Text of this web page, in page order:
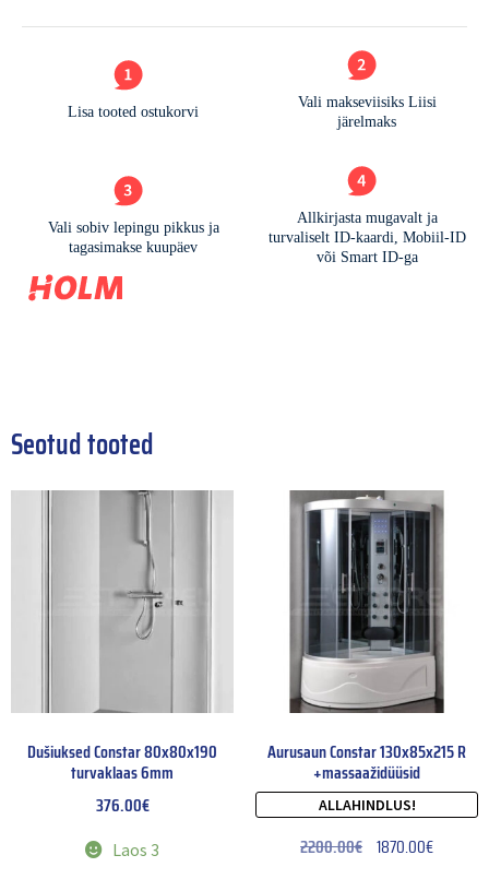
Seotud tooted
Dušiuksed Constar 80x80x190
turvaklaas 6mm
376.00€
Laos 3
Aurusaun Constar 130x85x215 R
+massaažidüüsid
ALLAHINDLUS!
2200.00€ 1870.00€